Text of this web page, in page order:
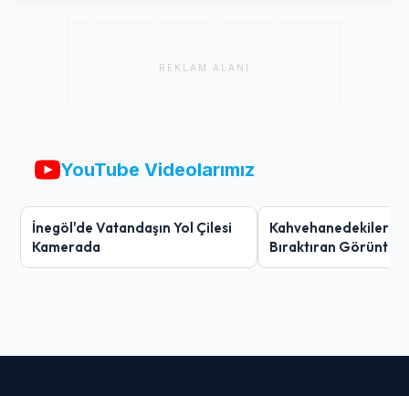
REKLAM ALANI
YouTube Videolarımız